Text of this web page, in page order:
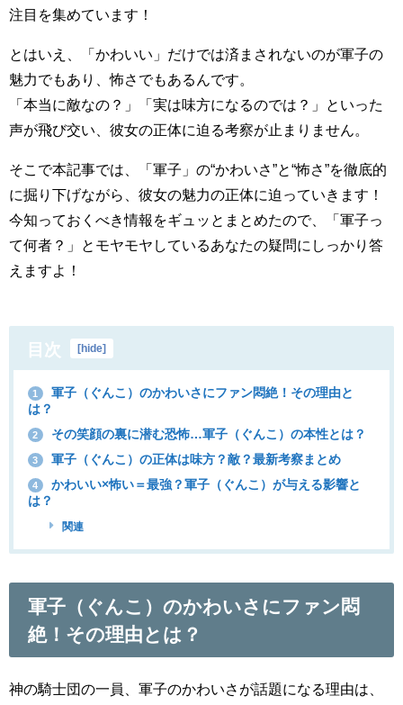
注目を集めています！
とはいえ、「かわいい」だけでは済まされないのが軍子の
魅力でもあり、怖さでもあるんです。
「本当に敵なの？」「実は味方になるのでは？」といった
声が飛び交い、彼女の正体に迫る考察が止まりません。
そこで本記事では、「軍子」の“かわいさ”と“怖さ”を徹底的
に掘り下げながら、彼女の魅力の正体に迫っていきます！
今知っておくべき情報をギュッとまとめたので、「軍子っ
て何者？」とモヤモヤしているあなたの疑問にしっかり答
えますよ！
目次 [hide]
1
軍子（ぐんこ）のかわいさにファン悶絶！その理由と
は？
2 その笑顔の裏に潜む恐怖…軍子（ぐんこ）の本性とは？
3 軍子（ぐんこ）の正体は味方？敵？最新考察まとめ
4
かわいい×怖い＝最強？軍子（ぐんこ）が与える影響と
は？
関連
軍子（ぐんこ）のかわいさにファン悶
絶！その理由とは？
神の騎士団の一員、軍子のかわいさが話題になる理由は、